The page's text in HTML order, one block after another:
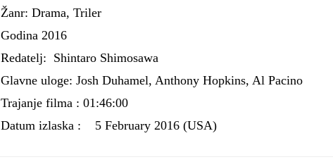
Žanr: Drama, Triler
Godina 2016
Redatelj: Shintaro Shimosawa
Glavne uloge: Josh Duhamel, Anthony Hopkins, Al Pacino
Trajanje filma : 01:46:00
Datum izlaska :
5 February 2016 (USA)